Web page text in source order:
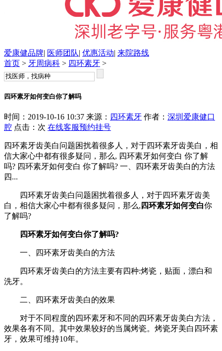
爱康健品牌| 医师团队| 优惠活动| 来院路线
首页 > 牙周病科 > 四环素牙 >
四环素牙如何变白你了解吗
时间：2019-10-16 10:37 来源： 四环素牙 作者： 深圳爱康健口
腔 点击： 次 在线客服预约挂号
四环素牙齿美白问题困扰着很多人，对于四环素牙齿美白，相
信大家心中都有很多疑问，那么, 四环素牙如何变白 你了解
吗? 四环素牙如何变白 你了解吗? 一、四环素牙齿美白的方法
四...
四环素牙齿美白问题困扰着很多人，对于四环素牙齿美
白，相信大家心中都有很多疑问，那么, 四环素牙如何变白你
了解吗?
四环素牙如何变白你了解吗?
一、四环素牙齿美白的方法
四环素牙齿美白的方法主要有四种:烤瓷，贴面，漂白和
洗牙。
二、四环素牙齿美白的效果
对于不同程度的四环素牙和不同的四环素牙齿美白方法，
效果各有不同。其中效果较好的当属烤瓷。烤瓷牙美白四环素
牙，效果可维持10年。